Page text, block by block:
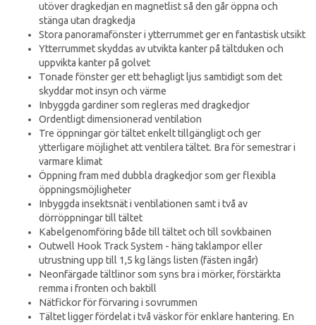
utöver dragkedjan en magnetlist så den går öppna och
stänga utan dragkedja
Stora panoramafönster i ytterrummet ger en fantastisk utsikt
Ytterrummet skyddas av utvikta kanter på tältduken och
uppvikta kanter på golvet
Tonade fönster ger ett behagligt ljus samtidigt som det
skyddar mot insyn och värme
Inbyggda gardiner som regleras med dragkedjor
Ordentligt dimensionerad ventilation
Tre öppningar gör tältet enkelt tillgängligt och ger
ytterligare möjlighet att ventilera tältet. Bra för semestrar i
varmare klimat
Öppning fram med dubbla dragkedjor som ger flexibla
öppningsmöjligheter
Inbyggda insektsnät i ventilationen samt i två av
dörröppningar till tältet
Kabelgenomföring både till tältet och till sovkbainen
Outwell Hook Track System - häng taklampor eller
utrustning upp till 1,5 kg längs listen (fästen ingår)
Neonfärgade tältlinor som syns bra i mörker, förstärkta
remma i fronten och baktill
Nätfickor för förvaring i sovrummen
Tältet ligger fördelat i två väskor för enklare hantering. En